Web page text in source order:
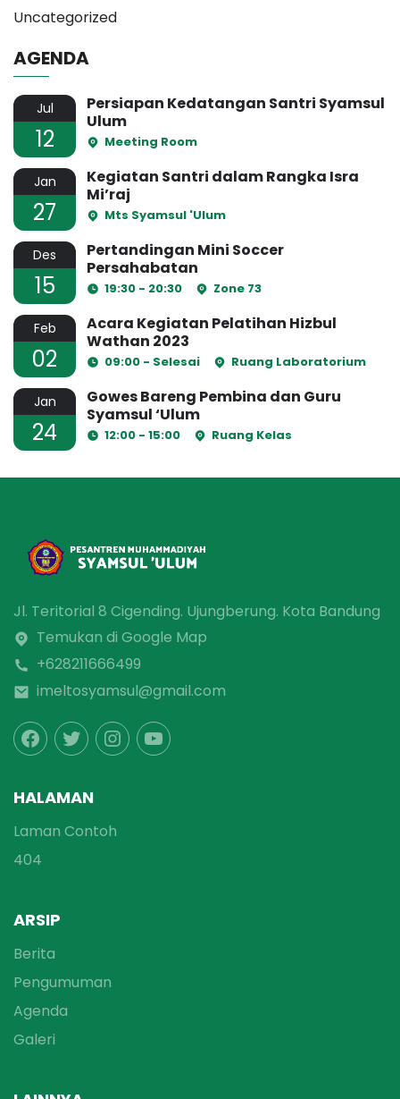
Uncategorized
AGENDA
Jul
12
Persiapan Kedatangan Santri Syamsul
Ulum
Meeting Room
Jan
27
Kegiatan Santri dalam Rangka Isra
Mi’raj
Mts Syamsul 'Ulum
Des
15
Pertandingan Mini Soccer
Persahabatan
19:30 - 20:30 Zone 73
Feb
02
Acara Kegiatan Pelatihan Hizbul
Wathan 2023
09:00 - Selesai Ruang Laboratorium
Jan
24
Gowes Bareng Pembina dan Guru
Syamsul ‘Ulum
12:00 - 15:00 Ruang Kelas
Jl. Teritorial 8 Cigending. Ujungberung. Kota Bandung
Temukan di Google Map
+628211666499
imeltosyamsul@gmail.com
HALAMAN
Laman Contoh
404
ARSIP
Berita
Pengumuman
Agenda
Galeri